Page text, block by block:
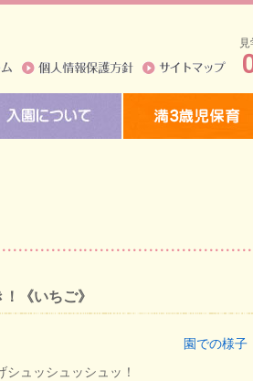
《いちご》
園での様子
ュッシュッシュッ！